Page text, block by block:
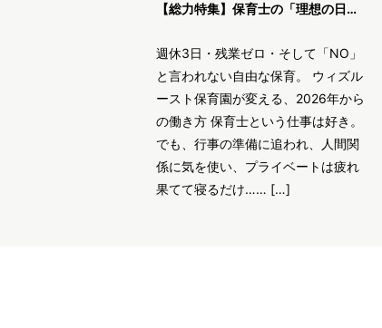
【総力特集】保育士の「理想の日常」がここにある。ウィズルースト保育園園長インタビュー
週休3日・残業ゼロ・そして「NO」
と言われない自由な保育。 ウィズル
ースト保育園が変える、2026年から
の働き方 保育士という仕事は好き。
でも、行事の準備に追われ、人間関
係に気を使い、プライベートは疲れ
果てて寝るだけ…… […]